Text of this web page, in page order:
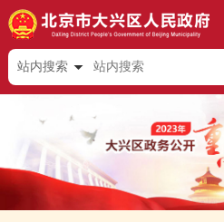
站内搜索